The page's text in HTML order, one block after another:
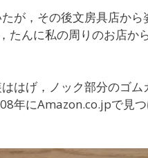
が，その後文房具店か
たんに私の周りのお店か
はげ，ノック部分のゴ
年にAmazon.co.jpで見